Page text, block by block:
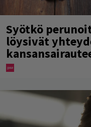
Syötkö
löysivät